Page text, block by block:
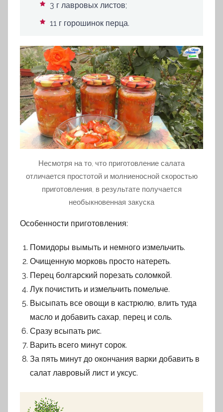
3 г лавровых листов;
11 г горошинок перца.
Несмотря на то, что приготовление салата
отличается простотой и молниеносной скоростью
приготовления, в результате получается
необыкновенная закуска
Особенности приготовления:
Помидоры вымыть и немного измельчить.
Очищенную морковь просто натереть.
Перец болгарский порезать соломкой.
Лук почистить и измельчить помельче.
Высыпать все овощи в кастрюлю, влить туда
масло и добавить сахар, перец и соль.
Сразу всыпать рис.
Варить всего минут сорок.
За пять минут до окончания варки добавить в
салат лавровый лист и уксус.